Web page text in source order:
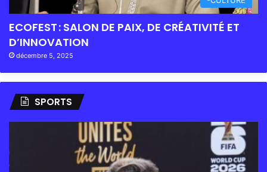
ECOFEST : SALON DE PAIX, DE CRÉATIVITÉ ET
D’INNOVATION
décembre 5, 2025
SPORTS